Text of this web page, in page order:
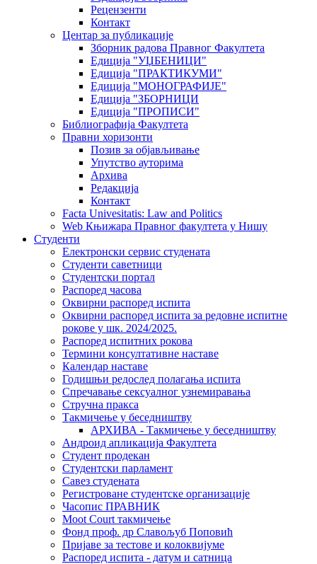
Рецензенти
Контакт
Центар за публикације
Зборник радова Правног Факултета
Едиција "УЏБЕНИЦИ"
Едиција "ПРАКТИКУМИ"
Едиција "МОНОГРАФИЈЕ"
Едиција "ЗБОРНИЦИ
Едиција "ПРОПИСИ"
Библиографија Факултета
Правни хоризонти
Позив за објављивање
Упутство ауторима
Архива
Редакција
Контакт
Facta Univesitatis: Law and Politics
Web Књижара Правног факултета у Нишу
Студенти
Електронски сервис студената
Студенти саветници
Студентски портал
Распоред часова
Оквирни распоред испита
Оквирни распоред испита за редовне испитне
рокове у шк. 2024/2025.
Распоред испитних рокова
Термини консултативне наставе
Календар наставе
Годишњи редослед полагања испита
Спречавање сексуалног узнемиравања
Стручна пракса
Такмичење у беседништву
АРХИВА - Такмичење у беседништву
Андроид апликација Факултета
Студент продекан
Студентски парламент
Савез студената
Регистроване студентске организације
Часопис ПРАВНИК
Moot Court такмичење
Фонд проф. др Славољуб Поповић
Пријаве за тестове и колоквијуме
Распоред испита - датум и сатница